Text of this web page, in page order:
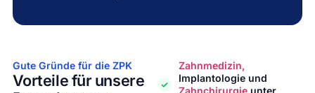
Gute Gründe für die ZPK​
Vorteile für unsere
Zahnmedizin,
Implantologie und